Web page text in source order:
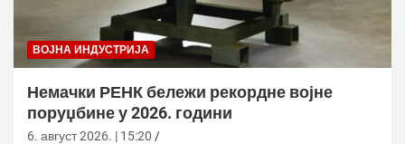
ВОЈНА ИНДУСТРИЈА
Немачки РЕНК бележи рекордне војне
поруџбине у 2026. години
6. август 2026. | 15:20